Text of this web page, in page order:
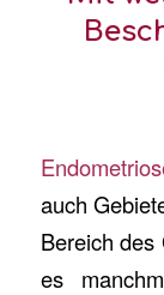
auch
Bereich
es